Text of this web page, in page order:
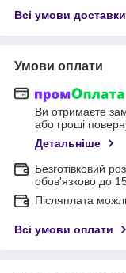
Всі умови доставки
Умови оплати
Ви отримаєте
або гроші
Детальніше
Безготівковий
обов'язково до
Післяплата
Всі умови оплати